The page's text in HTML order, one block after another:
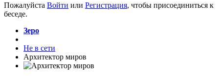
Пожалуйста Войти или Регистрация, чтобы присоединиться к
беседе.
Зеро
Не в сети
Архитектор миров